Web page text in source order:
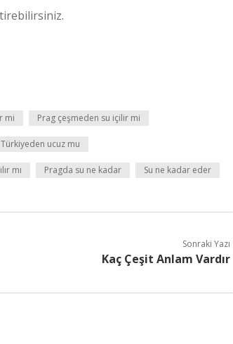
mi Prag çeşmeden su içilir mi
ucuz mu
mı Pragda su ne kadar Su ne kadar eder
Sonraki Yazı
Kaç Çeşit Anlam Vardır